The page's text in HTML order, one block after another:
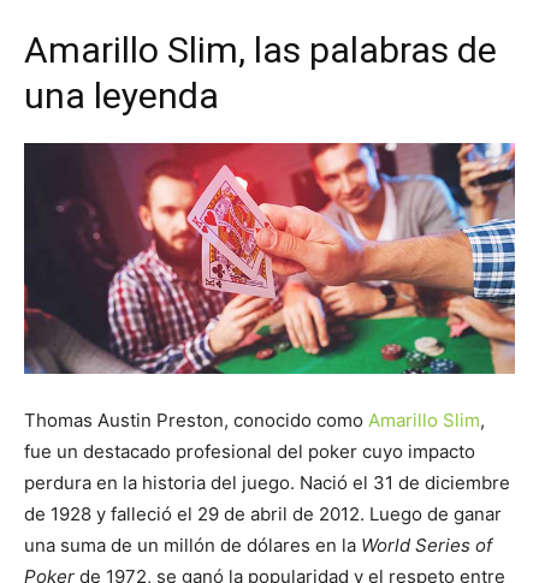
Amarillo Slim, las palabras de
una leyenda
Thomas Austin Preston, conocido como Amarillo Slim,
fue un destacado profesional del poker cuyo impacto
perdura en la historia del juego. Nació el 31 de diciembre
de 1928 y falleció el 29 de abril de 2012. Luego de ganar
una suma de un millón de dólares en la World Series of
Poker de 1972, se ganó la popularidad y el respeto entre